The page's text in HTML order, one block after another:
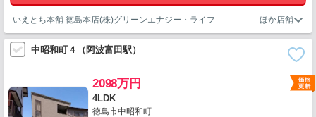
いえとち本舗 徳島本店(株)グリーンエナジー・ライフ
中昭和町４（阿波富田駅）
2098万円
4LDK
徳島市中昭和町